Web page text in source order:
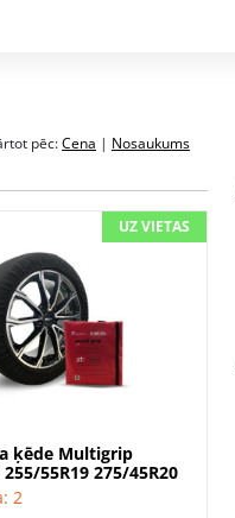
pēc:Cena | Nosaukums
UZ VIETAS
ķēde Multigrip
55R19 275/45R20
2